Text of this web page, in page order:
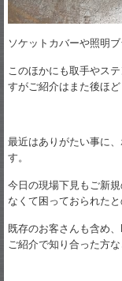
ソケットカバーや照明
このほかにも取手やス
すがご紹介はまた後ほど
最近はありがたい事に
す。
今日の現場下見もご新
なくて困っておられたと
既存のお客さんも含め
ご紹介で知り合った方